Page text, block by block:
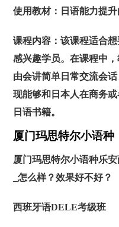
使用教材：日语能力提
课程内容：该课程适合
感兴趣学员。在课程中
由会讲简单日常交流会
现能够和日本人在商务
日语书籍。
厦门玛思特尔小语种
厦门玛思特尔小语种乐
_怎么样？效果好不好？
西班牙语DELE考级班